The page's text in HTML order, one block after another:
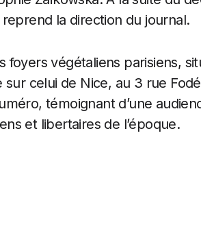
la direction du journal.
foyers végétaliens parisiens,
sur celui de Nice, au 3 rue
témoignant d’une
et libertaires de l’époque.